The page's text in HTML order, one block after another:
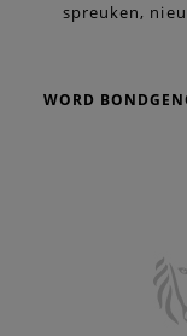
spreuken,
WORD